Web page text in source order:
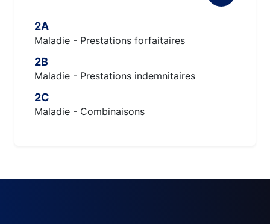
2A
Maladie - Prestations forfaitaires
2B
Maladie - Prestations indemnitaires
2C
Maladie - Combinaisons